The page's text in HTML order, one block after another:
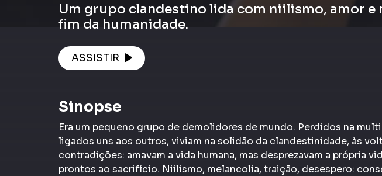
Um grupo clandestino lida com niilismo, amor e
fim da humanidade.
ASSISTIR
Sinopse
Era um pequeno grupo de demolidores de mundo. Perdidos na
ligados uns aos outros, viviam na solidão da clandestinidade, às
contradições: amavam a vida humana, mas desprezavam a própria
prontos ao sacrifício. Niilismo, melancolia, traição, desespero: